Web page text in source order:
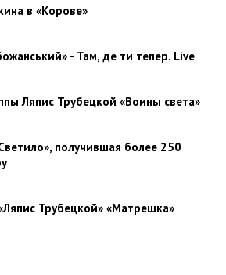
в «Корове»
- Там, де ти тепер. Live
Ляпис Трубецкой «Воины света»
получившая более 250
Трубецкой» «Матрешка»